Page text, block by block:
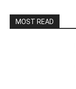
MOST READ